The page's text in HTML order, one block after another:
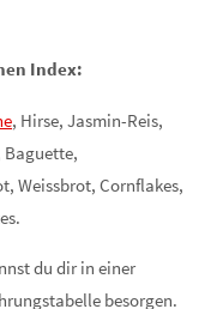
Index:
, Hirse, Jasmin-Reis,
Baguette,
Weissbrot, Cornflakes,
du dir in einer
besorgen.